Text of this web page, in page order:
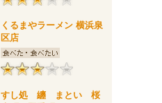
くるまやラーメン 横浜泉
区店
すし処 纏 まとい 桜